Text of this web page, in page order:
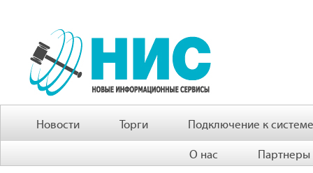
Новости Торги Подключение к системе
О нас Партнеры